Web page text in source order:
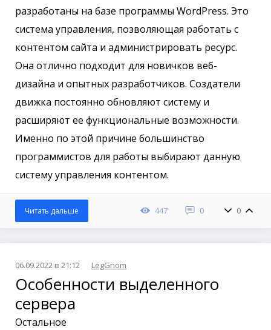
разработаны на базе программы WordPress. Это
система управления, позволяющая работать с
контентом сайта и администрировать ресурс.
Она отлично подходит для новичков веб-
дизайна и опытных разработчиков. Создатели
движка постоянно обновляют систему и
расширяют ее функциональные возможности.
Именно по этой причине большинство
программистов для работы выбирают данную
систему управления контентом.
447 0 0
Читать дальше
06.09.2022 в 21:12 LegGnom
Особенности выделенного
сервера
Остальное